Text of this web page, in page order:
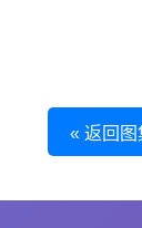
« 返回图